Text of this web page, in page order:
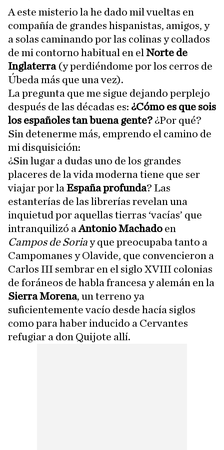
A este misterio la he dado mil vueltas en
compañía de grandes hispanistas, amigos, y
a solas caminando por las colinas y collados
de mi contorno habitual en el Norte de
Inglaterra(y perdiéndome por los cerros de
Úbeda más que una vez).
La pregunta que me sigue dejando perplejo
después de las décadas es: ¿Cómo es que sois
los españoles tan buena gente? ¿Por qué?
Sin detenerme más, emprendo el camino de
mi disquisición:
¿Sin lugar a dudas uno de los grandes
placeres de la vida moderna tiene que ser
viajar por la España profunda? Las
estanterías de las librerías revelan una
inquietud por aquellas tierras ‘vacías’ que
intranquilizó aAntonio Machado en
Campos de Soriay que preocupaba tanto a
Campomanes y Olavide, que convencieron a
Carlos III sembrar en el siglo XVIII colonias
de foráneos de habla francesa y alemán en la
Sierra Morena, un terreno ya
suficientemente vacío desde hacía siglos
como para haber inducido a Cervantes
refugiar a don Quijote allí.